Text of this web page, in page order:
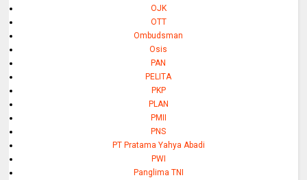
OJK
OTT
Ombudsman
Osis
PAN
PELITA
PKP
PLAN
PMII
PNS
PT Pratama Yahya Abadi
PWI
Panglima TNI